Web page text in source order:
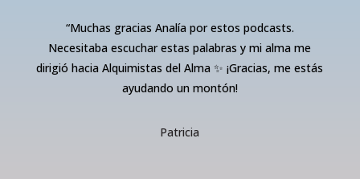
“Muchas gracias Analía por estos podcasts.
Necesitaba escuchar estas palabras y mi alma me
dirigió hacia Alquimistas del Alma ✨ ¡Gracias, me estás
ayudando un montón!
Patricia